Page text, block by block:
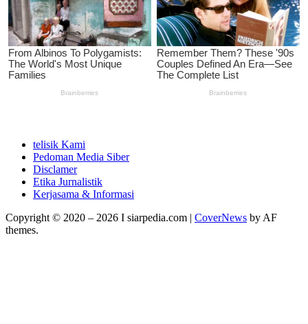
telisik Kami
Pedoman Media Siber
Disclamer
Etika Jurnalistik
Kerjasama & Informasi
Copyright © 2020 – 2026 I siarpedia.com | CoverNews by AF
themes.